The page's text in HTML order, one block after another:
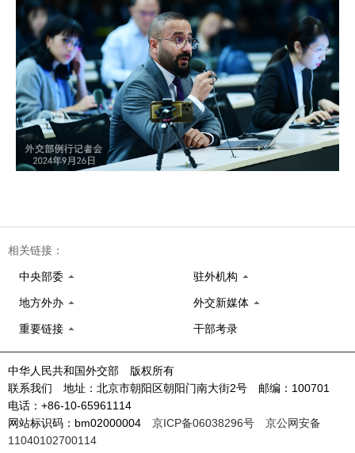
相关链接：
中央部委 驻外机构
地方外办 外交新媒体
重要链接 干部考录
中华人民共和国外交部 版权所有
联系我们 地址：北京市朝阳区朝阳门南大街2号 邮编：100701
电话：+86-10-65961114
网站标识码：bm02000004 京ICP备06038296号
京公网安备
11040102700114